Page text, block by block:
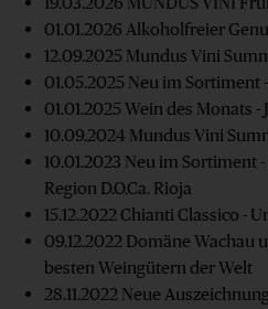
01.01.2026 Alkoholfreier
12.09.2025 Mundus Vini
01.05.2025 Neu im Sortiment
01.01.2025 Wein des Monats -
10.09.2024 Mundus Vini
10.01.2023 Neu im Sortiment
Region D.O.Ca. Rioja
15.12.2022 Chianti Classico -
09.12.2022 Domäne Wachau
besten Weingütern der Welt
28.11.2022 Neue